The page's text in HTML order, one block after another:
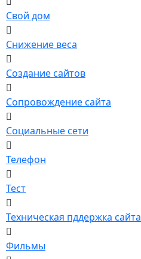
Свой дом
Снижение веса
Создание сайтов
Сопровождение сайта
Социальные сети
Телефон
Тест
Техническая пддержка сайта
Фильмы